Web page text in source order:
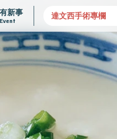
有新事
Event
手術專欄 2025植牙指南